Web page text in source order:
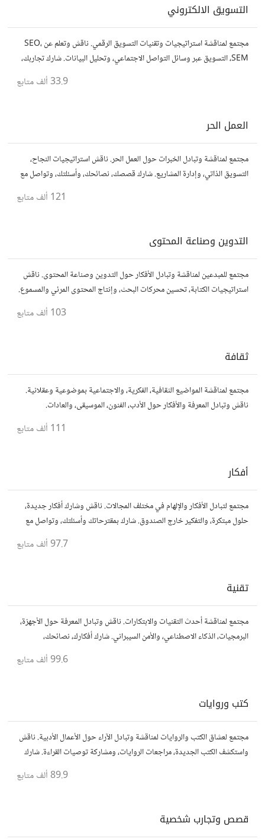
التسويق الالكتروني
مجتمع لمناقشة استراتيجيات وتقنيات التسويق الرقمي. ناقش وتعلم عن SEO،
SEM، التسويق عبر وسائل التواصل الاجتماعي، وتحليل البيانات. شارك تجاربك،
33.9 ألف متابع
العمل الحر
مجتمع لمناقشة وتبادل الخبرات حول العمل الحر. ناقش استراتيجيات النجاح،
التسويق الذاتي، وإدارة المشاريع. شارك قصصك، نصائحك، وأسئلتك، وتواصل مع
121 ألف متابع
التدوين وصناعة المحتوى
مجتمع للمبدعين لمناقشة وتبادل الأفكار حول التدوين وصناعة المحتوى. ناقش
استراتيجيات الكتابة، تحسين محركات البحث، وإنتاج المحتوى المرئي والمسموع.
103 ألف متابع
ثقافة
مجتمع لمناقشة المواضيع الثقافية، الفكرية، والاجتماعية بموضوعية وعقلانية.
ناقش وتبادل المعرفة والأفكار حول الأدب، الفنون، الموسيقى، والعادات.
111 ألف متابع
أفكار
مجتمع لتبادل الأفكار والإلهام في مختلف المجالات. ناقش وشارك أفكار جديدة،
حلول مبتكرة، والتفكير خارج الصندوق. شارك بمقترحاتك وأسئلتك، وتواصل مع
97.7 ألف متابع
تقنية
مجتمع لمناقشة أحدث التقنيات والابتكارات. ناقش وتبادل المعرفة حول الأجهزة،
البرمجيات، الذكاء الاصطناعي، والأمن السيبراني. شارك أفكارك، نصائحك،
99.6 ألف متابع
كتب وروايات
مجتمع لعشاق الكتب والروايات لمناقشة وتبادل الآراء حول الأعمال الأدبية. ناقش
واستكشف الكتب الجديدة، مراجعات الروايات، ومشاركة توصيات القراءة. شارك
89.9 ألف متابع
قصص وتجارب شخصية